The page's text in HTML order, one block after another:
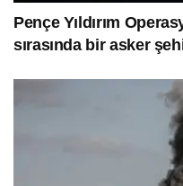
Pençe Yıldırım
sırasında bir asker